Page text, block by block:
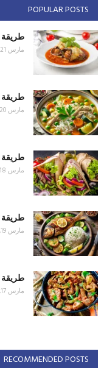
POPULAR POSTS
طريقة
مارس 21, 2025
طريقة
مارس 20, 2025
طريقة
مارس 18, 2025
مارس 19, 2025
طريقة
مارس 17, 2025
RECOMMENDED POSTS